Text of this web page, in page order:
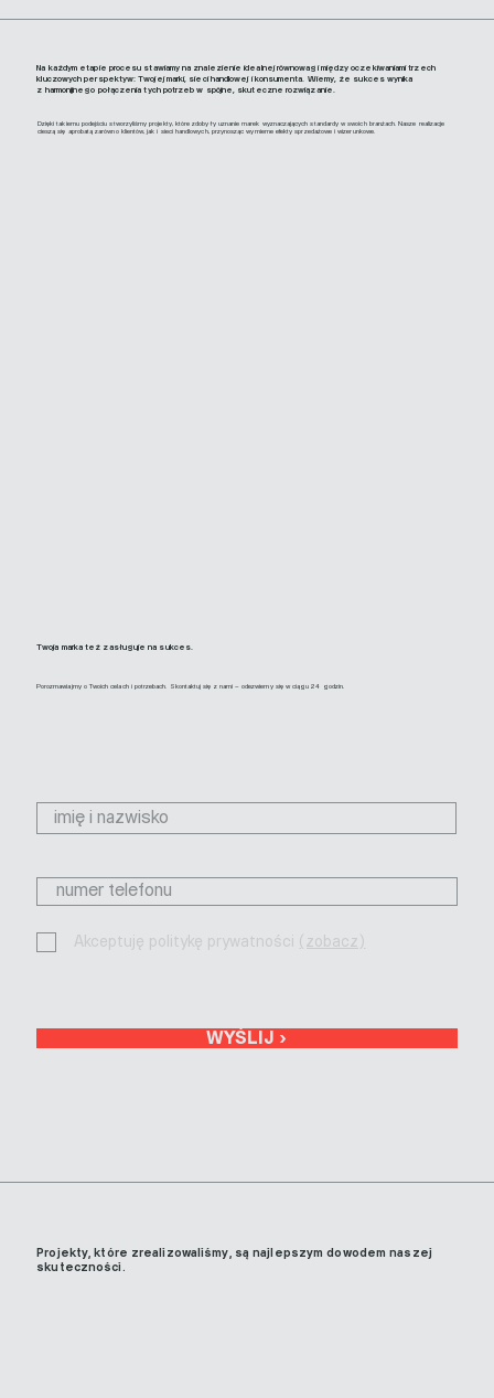
Twoja marka też zasługuje na sukces.
Porozmawiajmy o Twoich celach i potrzebach. Skontaktuj się z nami – odezwiemy się w ciągu 24 godzin.
Akceptuję politykę prywatności (zobacz)
WYŚLIJ ›
Na każdym etapie procesu stawiamy na znalezienie idealnej równowagi między oczekiwaniami trzech
kluczowych perspektyw: Twojej marki, sieci handlowej i konsumenta. Wiemy, że sukces wynika
z harmonijnego połączenia tych potrzeb w spójne, skuteczne rozwiązanie.
Dzięki takiemu podejściu stworzyliśmy projekty, które zdobyły uznanie marek wyznaczających standardy w swoich branżach. Nasze realizacje
cieszą się aprobatą zarówno klientów, jak i sieci handlowych, przynosząc wymierne efekty sprzedażowe i wizerunkowe.
Projekty, które zrealizowaliśmy, są najlepszym dowodem naszej
skuteczności.